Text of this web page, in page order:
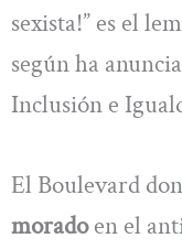
sexista!” es el
según ha
Inclusión e
El Boulevard
moradoen el